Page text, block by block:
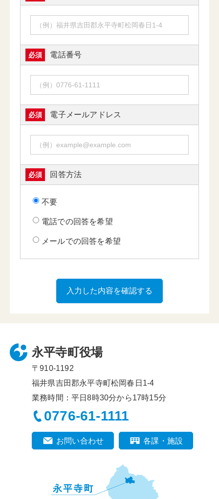
必須 電話番号
必須 電子メールアドレス
必須 回答方法
不要
電話での回答を希望
メールでの回答を希望
永平寺町役場
〒910-1192
福井県吉田郡永平寺町松岡春日1-4
業務時間：平日8時30分から17時15分
0776-61-1111
お問い合わせ 各課・施設